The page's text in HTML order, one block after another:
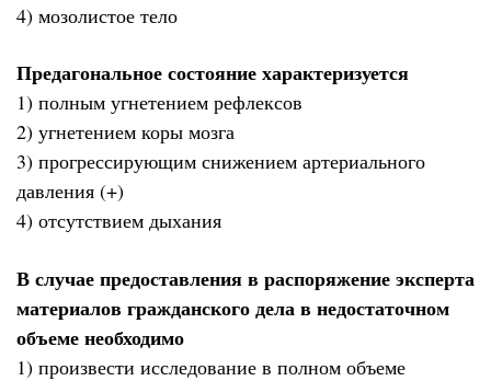
4) мозолистое тело
Предагональное состояние характеризуется
1) полным угнетением рефлексов
2) угнетением коры мозга
3) прогрессирующим снижением артериального
давления (+)
4) отсутствием дыхания
В случае предоставления в распоряжение эксперта
материалов гражданского дела в недостаточном
объеме необходимо
1) произвести исследование в полном объеме